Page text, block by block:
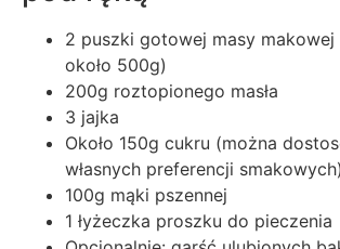
2 puszki gotowej masy makowej
około 500g)
200g roztopionego masła
3 jajka
Około 150g cukru (można
własnych preferencji smakowych)
100g mąki pszennej
1 łyżeczka proszku do pieczenia